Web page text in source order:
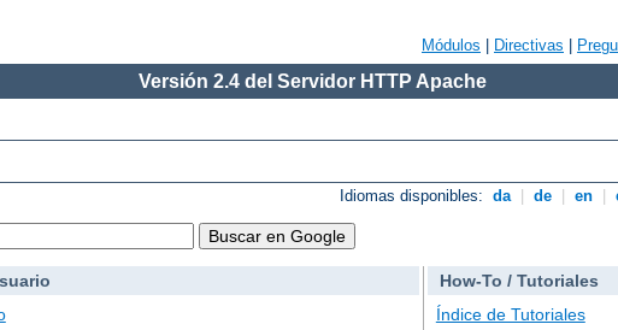
Módulos Directivas
Versión 2.4 del Servidor HTTP Apache
Idiomas disponibles: da de en
How-To / Tutoriales
Índice de Tutoriales